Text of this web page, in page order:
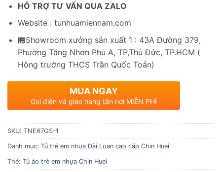
HỖ TRỢ TƯ VẤN QUA ZALO
Website : tunhuamiennam.com
🏪Showroom xưởng sản xuất 1 : 43A Đường 379,
Phường Tăng Nhơn Phú A, TP,Thủ Đức, TP.HCM (
Hông trường THCS Trần Quốc Toản)
MUA NGAY
Gọi điện và giao hàng tận nơi MIỄN PHÍ
SKU: TNE67GS-1
Danh mục: Tủ trẻ em nhựa Đài Loan cao cấp Chin Huei
Thẻ: Tủ áo trẻ em nhựa Chin Huei